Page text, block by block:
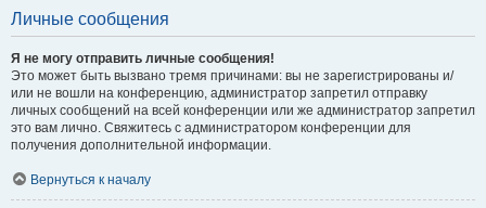
Личные сообщения
Я не могу отправить личные сообщения!
Это может быть вызвано тремя причинами: вы не зарегистрированы и/
или не вошли на конференцию, администратор запретил отправку
личных сообщений на всей конференции или же администратор запретил
это вам лично. Свяжитесь с администратором конференции для
получения дополнительной информации.
Вернуться к началу